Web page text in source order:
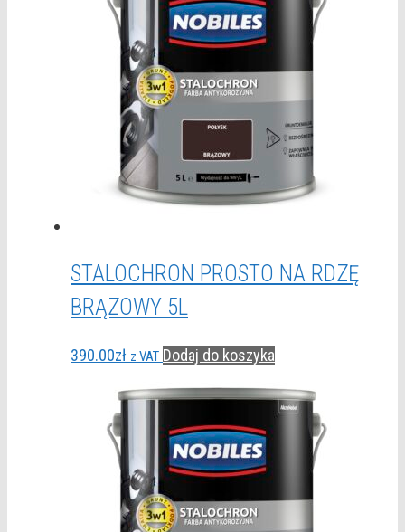
STALOCHRON PROSTO NA RDZĘ
BRĄZOWY 5L
390.00zł z VAT Dodaj do koszyka